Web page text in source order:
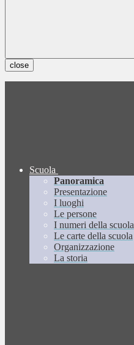
close
Scuola
Panoramica
Presentazione
I luoghi
Le persone
I numeri della scuola
Le carte della scuola
Organizzazione
La storia